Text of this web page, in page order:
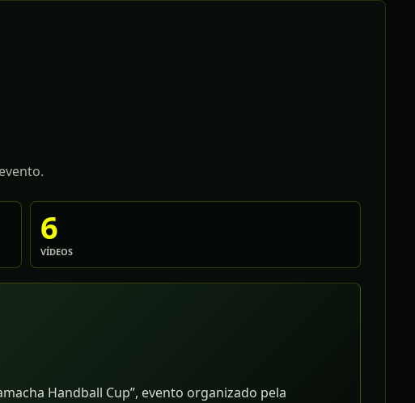
6
VÍDEOS
Handball Cup”, evento organizado pela